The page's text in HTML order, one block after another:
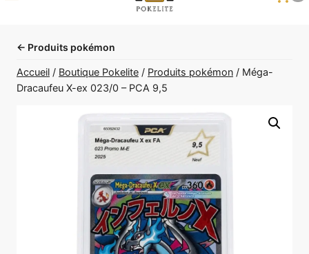
← Produits pokémon
Accueil / Boutique Pokelite / Produits pokémon / Méga-
Dracaufeu X-ex 023/0 – PCA 9,5